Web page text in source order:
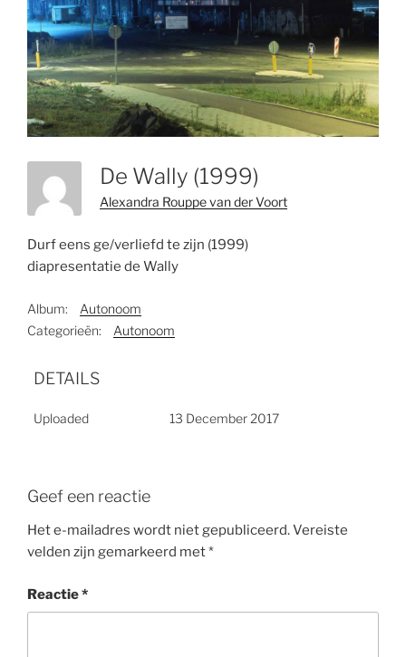
De Wally (1999)
Alexandra Rouppe van der Voort
Durf eens ge/verliefd te zijn (1999)
diapresentatie de Wally
Album:
Autonoom
Categorieën:
Autonoom
DETAILS
Uploaded 13 December 2017
Geef een reactie
Het e-mailadres wordt niet gepubliceerd.Vereiste
velden zijn gemarkeerd met*
Reactie*